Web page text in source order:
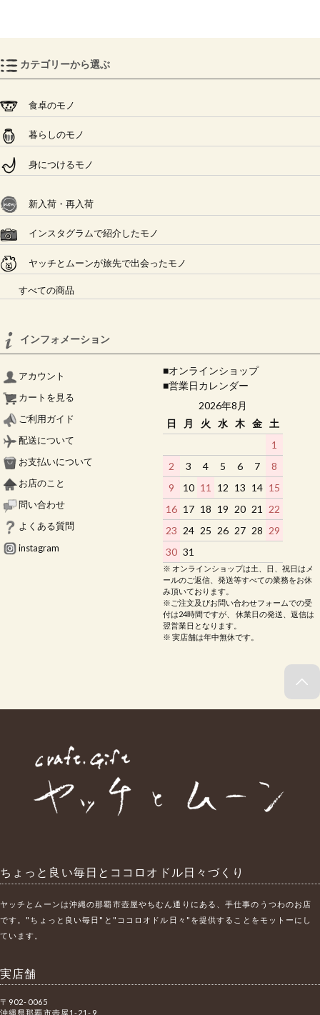
カテゴリーから選ぶ
食卓のモノ
暮らしのモノ
身につけるモノ
新入荷・再入荷
インスタグラムで紹介したモノ
ヤッチとムーンが旅先で出会ったモノ
すべての商品
インフォメーション
アカウント
カートを見る
ご利用ガイド
配送について
お支払いについて
お店のこと
問い合わせ
よくある質問
instagram
■オンラインショップ
■営業日カレンダー
2026年8月
日
月 火 水 木 金
土
1
2
3 4 5 6 7
8
9
10 11 12 13 14 15
16 17 18 19 20 21
22
23 24 25 26 27 28 29
30 31
※ オンラインショップは土、日、祝日はメ
ールのご返信、発送等すべての業務をお休
み頂いております。
※ご注文及びお問い合わせフォームでの受
付は24時間ですが、 休業日の発送、返信は
翌営業日となります。
※ 実店舗は年中無休です。
ちょっと良い毎日とココロオドル日々づくり
ヤッチとムーンは沖縄の那覇市壺屋やちむん通りにある、手仕事のうつわのお店
です。"ちょっと良い毎日"と"ココロオドル日々"を提供することをモットーにし
ています。
実店舗
〒902-0065
沖縄県那覇市壺屋1-21-9